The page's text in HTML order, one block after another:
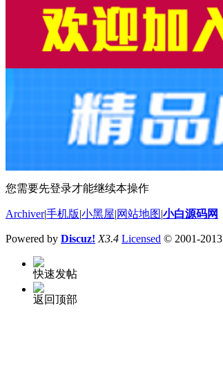
您需要先登录才能继续本操作
Archiver|手机版 小黑屋 网站地图 小白源码网
Powered by Discuz! X3.4 Licensed © 2001-2013
快速发帖
返回顶部